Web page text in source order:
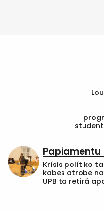
Papiamentu
Krísis polítiko
kabes atrobe
UPB ta retirá